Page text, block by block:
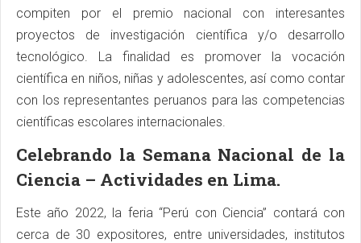
compiten por el premio nacional con interesantes
proyectos de investigación científica y/o desarrollo
tecnológico. La finalidad es promover la vocación
científica en niños, niñas y adolescentes, así como contar
con los representantes peruanos para las competencias
científicas escolares internacionales.
Celebrando la Semana Nacional de la
Ciencia – Actividades en Lima.
Este año 2022, la feria “Perú con Ciencia” contará con
cerca de 30 expositores, entre universidades, institutos